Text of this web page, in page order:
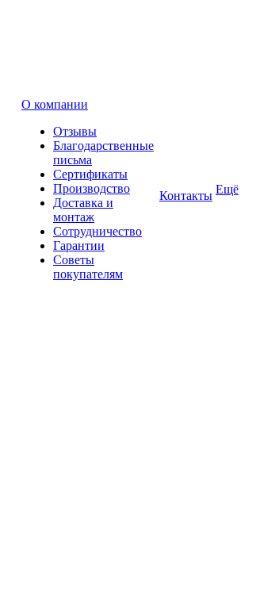
О компании
Отзывы
Благодарственные
письма
Сертификаты
Производство
Доставка и
монтаж
Сотрудничество
Гарантии
Советы
покупателям
Контакты Ещё